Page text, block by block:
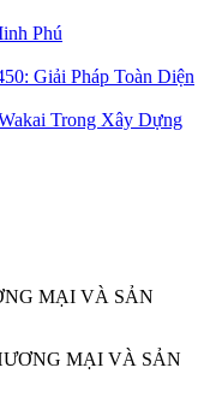
Phú
Giải Pháp Toàn Diện
Trong Xây Dựng
MẠI VÀ SẢN
MẠI VÀ SẢN